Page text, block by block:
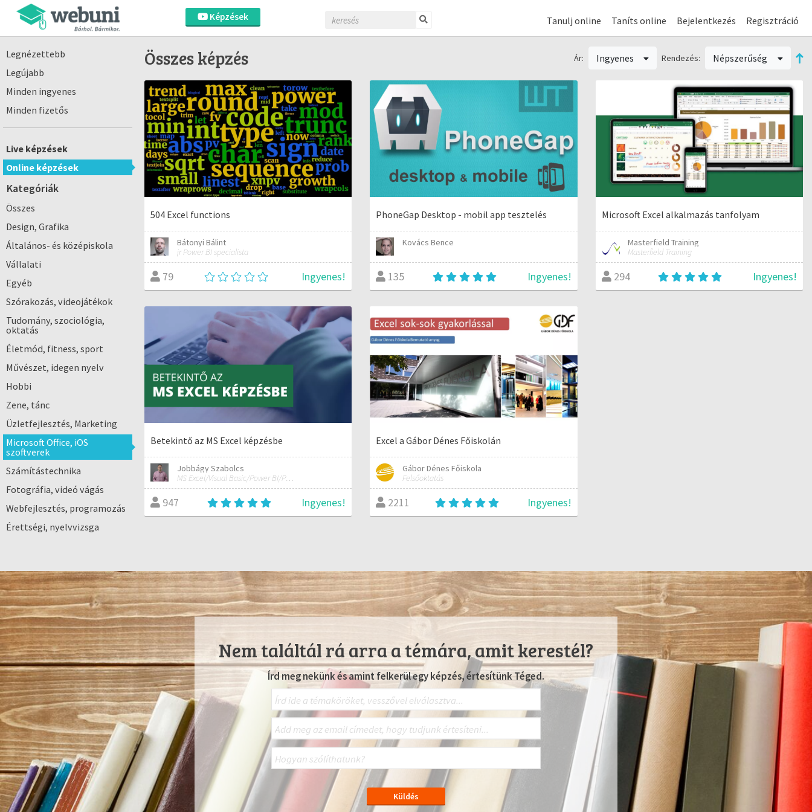
Képzések Tanulj online Taníts online Bejelentkezés Regisztráció
Legnézettebb
Legújabb
Minden ingyenes
Minden fizetős
Live képzések
Online képzések
Kategóriák
Összes
Design, Grafika
Általános- és középiskola
Vállalati
Egyéb
Szórakozás, videojátékok
Tudomány, szociológia,
oktatás
Életmód, fitness, sport
Művészet, idegen nyelv
Hobbi
Zene, tánc
Üzletfejlesztés, Marketing
Microsoft Office, iOS
szoftverek
Számítástechnika
Fotográfia, videó vágás
Webfejlesztés, programozás
Érettségi, nyelvvizsga
Összes képzés Ár: Ingyenes Rendezés: Népszerűség
504 Excel functions
Bátonyi Bálint
jr Power BI specialista
79 Ingyenes!
PhoneGap Desktop - mobil app tesztelés
Kovács Bence
135 Ingyenes!
Microsoft Excel alkalmazás tanfolyam
Masterfield Training
Masterfield Training
294 Ingyenes!
Betekintő az MS Excel képzésbe
Jobbágy Szabolcs
MS Excel/Visual Basic/Power BI/Python adatelemzési szakértő
947 Ingyenes!
Excel a Gábor Dénes Főiskolán
Gábor Dénes Főiskola
Felsőoktatás
2211 Ingyenes!
Nem találtál rá arra a témára, amit kerestél?
Írd meg nekünk és amint felkerül egy képzés, értesítünk Téged.